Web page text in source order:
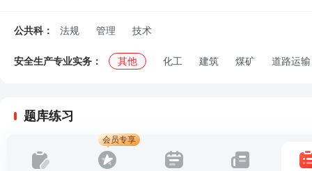
公共科： 法规 管理 技术
安全生产专业实务： 其他 化工 建筑 煤矿 道路运输
题库练习
会员专享